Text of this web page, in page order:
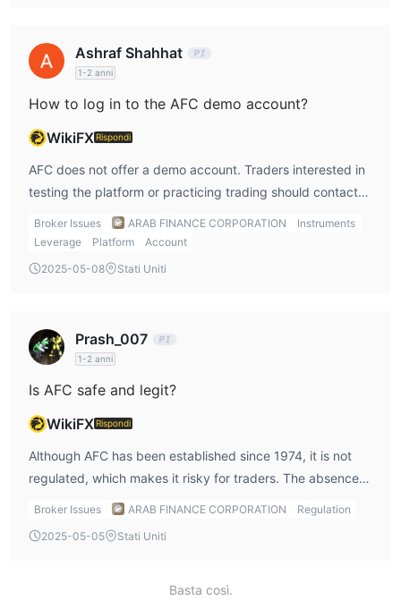
Ashraf Shahhat
1-2 anni
How to log in to the AFC demo account?
WikiFX Rispondi
AFC does not offer a demo account. Traders interested in
testing the platform or practicing trading should contact
AFC for more information on available alternatives.
Broker Issues ARAB FINANCE CORPORATION
Instruments
Leverage
Platform
Account
2025-05-08
Stati Uniti
Prash_007
1-2 anni
Is AFC safe and legit?
WikiFX Rispondi
Although AFC has been established since 1974, it is not
regulated, which makes it risky for traders. The absence
of regulation means there is no guarantee of fund
using this broker.
Broker Issues ARAB FINANCE CORPORATION
Regulation
2025-05-05
Stati Uniti
Basta così.